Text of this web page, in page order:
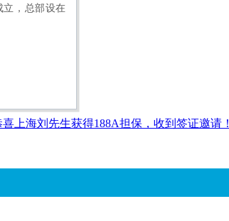
立，总部设在
喜上海刘先生获得188A担保，收到签证邀请！